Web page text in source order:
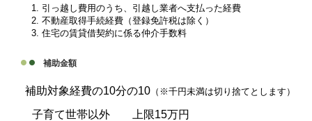
引っ越し費用のうち、引越し業者へ支払った経費
不動産取得手続経費（登録免許税は除く）
住宅の賃貸借契約に係る仲介手数料
補助金額
補助対象経費の10分の10 （※千円未満は切り捨てとします）
子育て世帯以外 上限15万円